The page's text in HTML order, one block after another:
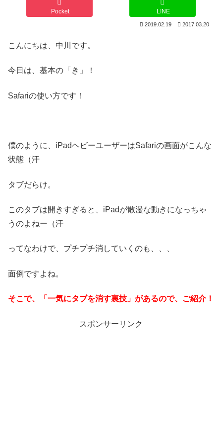
Pocket LINE
2019.02.19 2017.03.20
こんにちは、中川です。
今日は、基本の「き」！
Safariの使い方です！
僕のように、iPadヘビーユーザーはSafariの画面がこんな
状態（汗
タブだらけ。
このタブは開きすぎると、iPadが散漫な動きになっちゃ
うのよねー（汗
ってなわけで、プチプチ消していくのも、、、
面倒ですよね。
そこで、「一気にタブを消す裏技」があるので、ご紹介！
スポンサーリンク